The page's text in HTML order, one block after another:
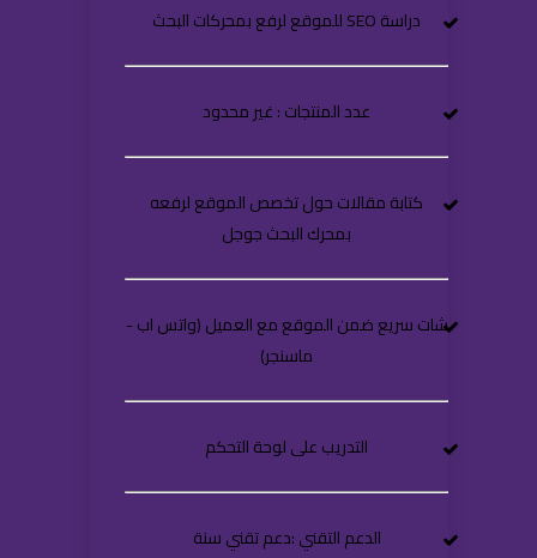
دراسة SEO للموقع لرفع بمحركات البحث
عدد المنتجات : غير محدود
كتابة مقالات حول تخصص الموقع لرفعه
بمحرك البحث جوجل
شات سريع ضمن الموقع مع العميل (واتس اب -
ماسنجر)
التدريب على لوحة التحكم
الدعم التقني :دعم تقني سنة